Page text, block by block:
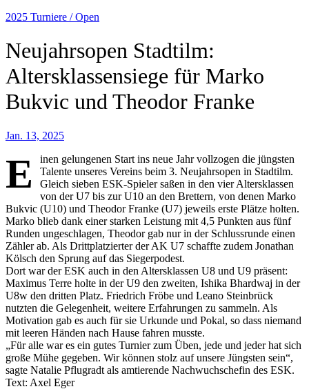
2025 Turniere / Open
Neujahrsopen Stadtilm:
Altersklassensiege für Marko
Bukvic und Theodor Franke
Jan. 13, 2025
E
inen gelungenen Start ins neue Jahr vollzogen die jüngsten
Talente unseres Vereins beim 3. Neujahrsopen in Stadtilm.
Gleich sieben ESK-Spieler saßen in den vier Altersklassen
von der U7 bis zur U10 an den Brettern, von denen Marko
Bukvic (U10) und Theodor Franke (U7) jeweils erste Plätze holten.
Marko blieb dank einer starken Leistung mit 4,5 Punkten aus fünf
Runden ungeschlagen, Theodor gab nur in der Schlussrunde einen
Zähler ab. Als Drittplatzierter der AK U7 schaffte zudem Jonathan
Kölsch den Sprung auf das Siegerpodest.
Dort war der ESK auch in den Altersklassen U8 und U9 präsent:
Maximus Terre holte in der U9 den zweiten, Ishika Bhardwaj in der
U8w den dritten Platz. Friedrich Fröbe und Leano Steinbrück
nutzten die Gelegenheit, weitere Erfahrungen zu sammeln. Als
Motivation gab es auch für sie Urkunde und Pokal, so dass niemand
mit leeren Händen nach Hause fahren musste.
„Für alle war es ein gutes Turnier zum Üben, jede und jeder hat sich
große Mühe gegeben. Wir können stolz auf unsere Jüngsten sein“,
sagte Natalie Pflugradt als amtierende Nachwuchschefin des ESK.
Text: Axel Eger